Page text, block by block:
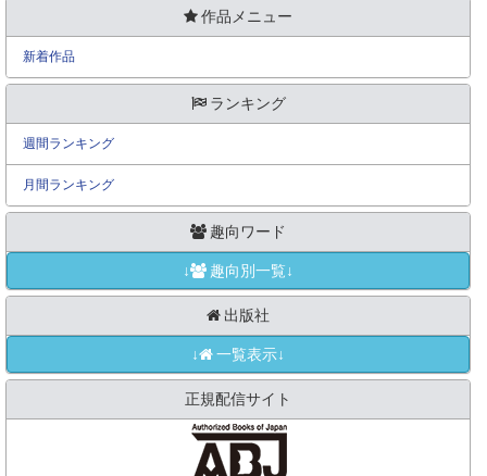
作品メニュー
新着作品
ランキング
週間ランキング
月間ランキング
趣向ワード
↓ 趣向別一覧↓
出版社
↓ 一覧表示↓
正規配信サイト